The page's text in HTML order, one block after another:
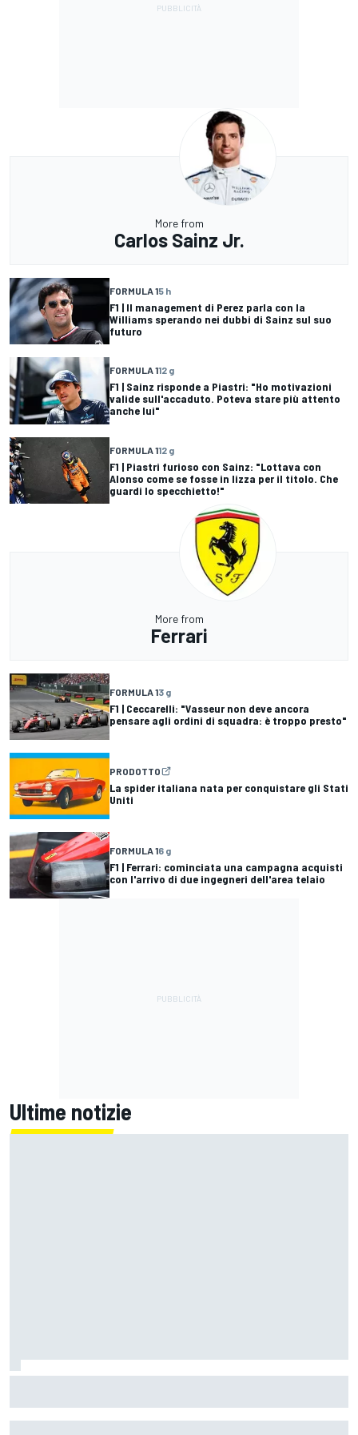
More from
Carlos Sainz Jr.
FORMULA 15 h
F1 | Il management di Perez parla con la
Williams sperando nei dubbi di Sainz sul suo
futuro
FORMULA 112 g
F1 | Sainz risponde a Piastri: "Ho motivazioni
valide sull'accaduto. Poteva stare più attento
anche lui"
FORMULA 112 g
F1 | Piastri furioso con Sainz: "Lottava con
Alonso come se fosse in lizza per il titolo. Che
guardi lo specchietto!"
More from
Ferrari
FORMULA 13 g
F1 | Ceccarelli: "Vasseur non deve ancora
pensare agli ordini di squadra: è troppo presto"
PRODOTTO
La spider italiana nata per conquistare gli Stati
Uniti
FORMULA 16 g
F1 | Ferrari: cominciata una campagna acquisti
con l'arrivo di due ingegneri dell'area telaio
Ultime notizie